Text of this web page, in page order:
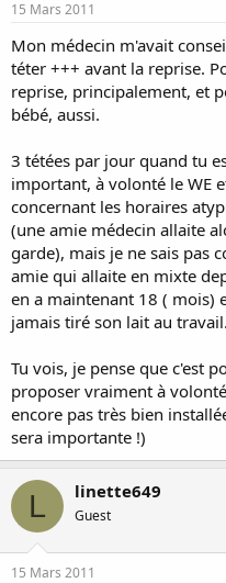
15 Mars 2011
Mon médecin m'avait
téter +++ avant la reprise.
reprise, principalement, et
bébé, aussi.
3 tétées par jour quand tu
important, à volonté le WE
concernant les horaires
(une amie médecin allaite
garde), mais je ne sais pas
amie qui allaite en mixte
en a maintenant 18 ( mois)
jamais tiré son lait au travail.
Tu vois, je pense que c'est
proposer vraiment à
encore pas très bien
sera importante !)
L linette649
Guest
15 Mars 2011